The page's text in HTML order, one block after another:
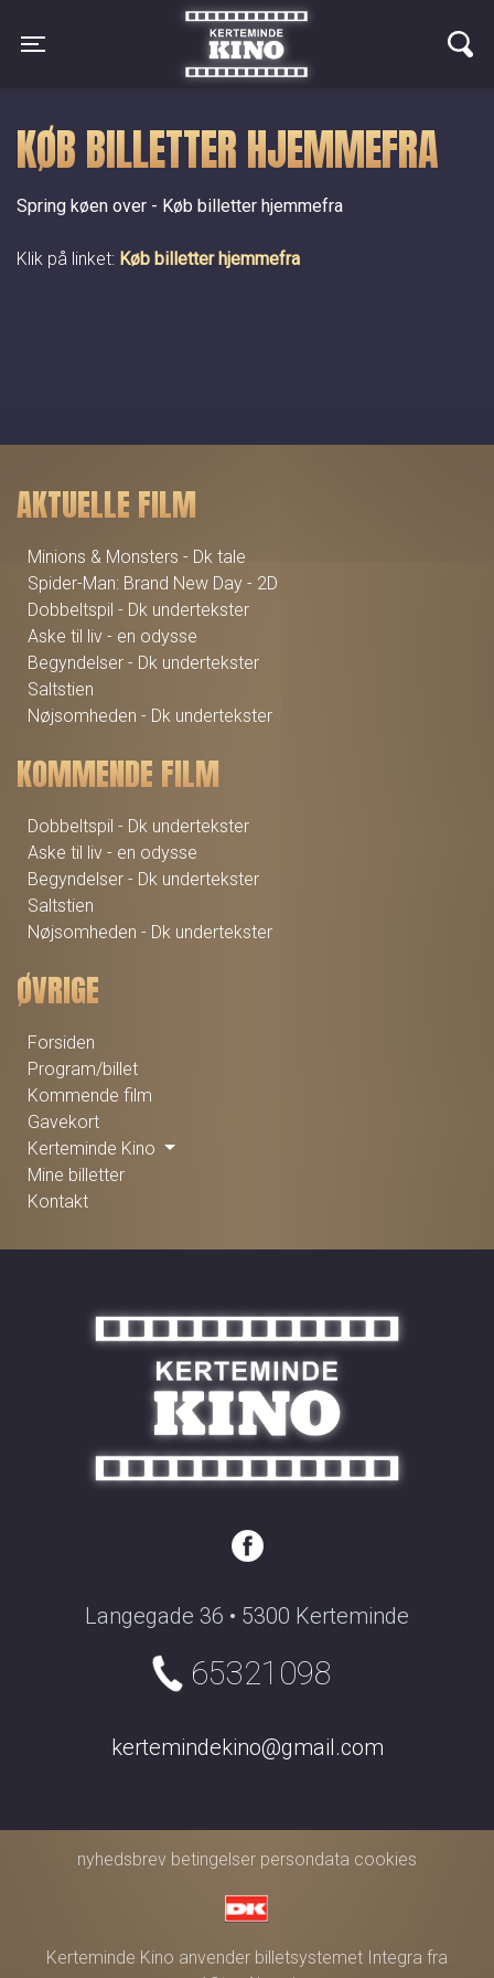
Toggle navigation
Kerteminde Kino
KØB BILLETTER HJEMMEFRA
Spring køen over - Køb billetter hjemmefra
Klik på linket: Køb billetter hjemmefra
AKTUELLE FILM
Minions & Monsters - Dk tale
Spider-Man: Brand New Day - 2D
Dobbeltspil - Dk undertekster
Aske til liv - en odysse
Begyndelser - Dk undertekster
Saltstien
Nøjsomheden - Dk undertekster
KOMMENDE FILM
Dobbeltspil - Dk undertekster
Aske til liv - en odysse
Begyndelser - Dk undertekster
Saltstien
Nøjsomheden - Dk undertekster
ØVRIGE
Forsiden
Program/billet
Kommende film
Gavekort
Kerteminde Kino
Mine billetter
Kontakt
Langegade 36 • 5300 Kerteminde
65321098
kertemindekino@gmail.com
nyhedsbrev betingelser persondata cookies
Kerteminde Kino anvender billetsystemet Integra fra